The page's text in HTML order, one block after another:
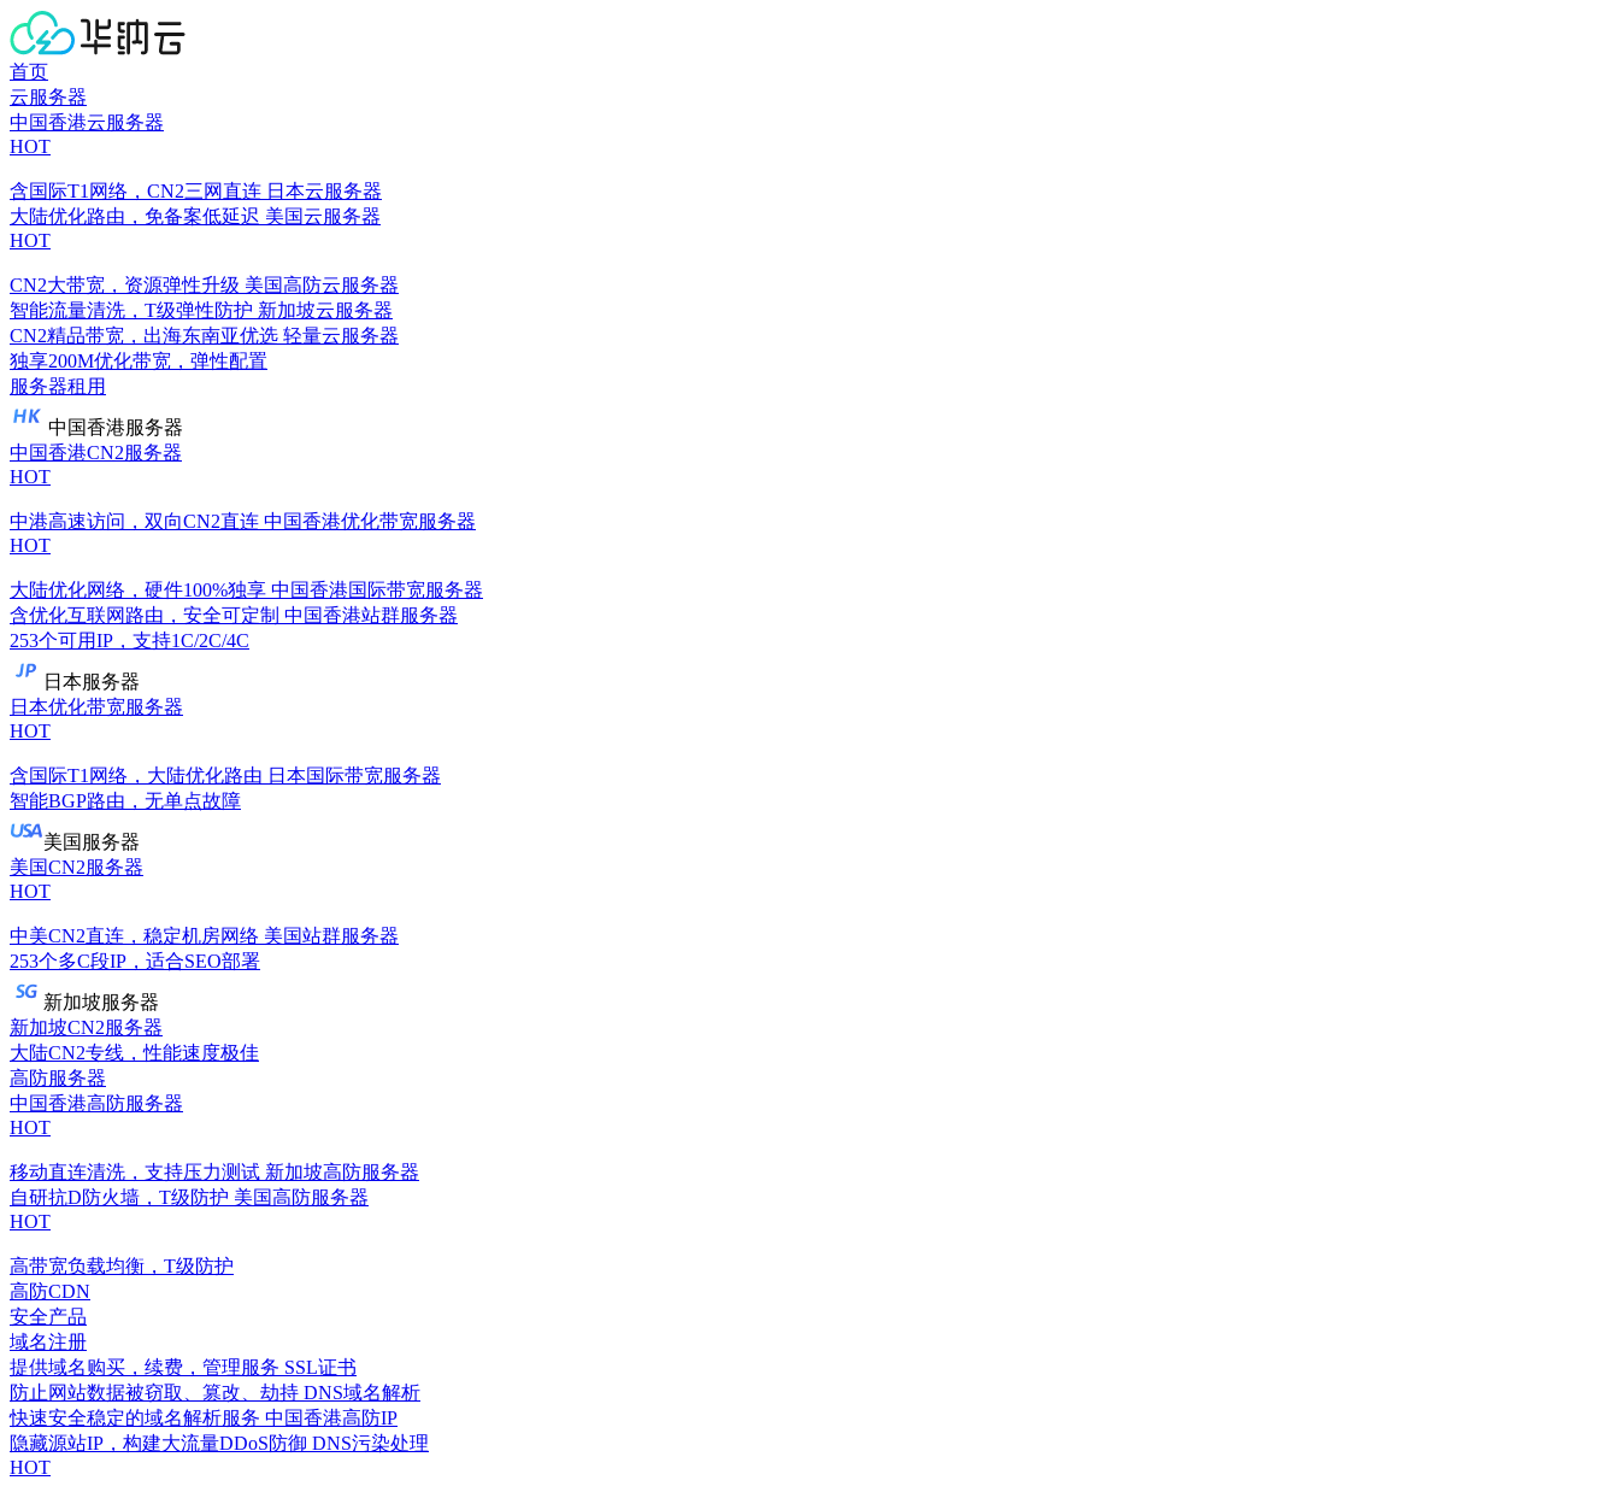
首页
云服务器
中国香港云服务器
HOT
含国际T1网络，CN2三网直连 日本云服务器
大陆优化路由，免备案低延迟 美国云服务器
HOT
CN2大带宽，资源弹性升级 美国高防云服务器
智能流量清洗，T级弹性防护 新加坡云服务器
CN2精品带宽，出海东南亚优选 轻量云服务器
独享200M优化带宽，弹性配置
服务器租用
中国香港服务器
中国香港CN2服务器
HOT
中港高速访问，双向CN2直连 中国香港优化带宽服务器
HOT
大陆优化网络，硬件100%独享 中国香港国际带宽服务器
含优化互联网路由，安全可定制 中国香港站群服务器
253个可用IP，支持1C/2C/4C
日本服务器
日本优化带宽服务器
HOT
含国际T1网络，大陆优化路由 日本国际带宽服务器
智能BGP路由，无单点故障
美国服务器
美国CN2服务器
HOT
中美CN2直连，稳定机房网络 美国站群服务器
253个多C段IP，适合SEO部署
新加坡服务器
新加坡CN2服务器
大陆CN2专线，性能速度极佳
高防服务器
中国香港高防服务器
HOT
移动直连清洗，支持压力测试 新加坡高防服务器
自研抗D防火墙，T级防护 美国高防服务器
HOT
高带宽负载均衡，T级防护
高防CDN
安全产品
域名注册
提供域名购买，续费，管理服务 SSL证书
防止网站数据被窃取、篡改、劫持 DNS域名解析
快速安全稳定的域名解析服务 中国香港高防IP
隐藏源站IP，构建大流量DDoS防御 DNS污染处理
HOT